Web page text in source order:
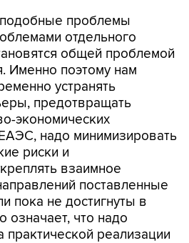
общей проблемой
Именно поэтому нам
устранять
предотвращать
экономических
надо минимизировать
риски и
взаимное
поставленные
пока не достигнуты в
означает, что надо
практической реализации
- заявил Пашинян.